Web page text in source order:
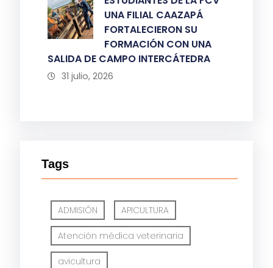
UNA FILIAL CAAZAPÁ
FORTALECIERON SU
FORMACIÓN CON UNA
SALIDA DE CAMPO INTERCÁTEDRA
31 julio, 2026
Tags
ADMISIÓN APICULTURA
Atención médica veterinaria
avicultura